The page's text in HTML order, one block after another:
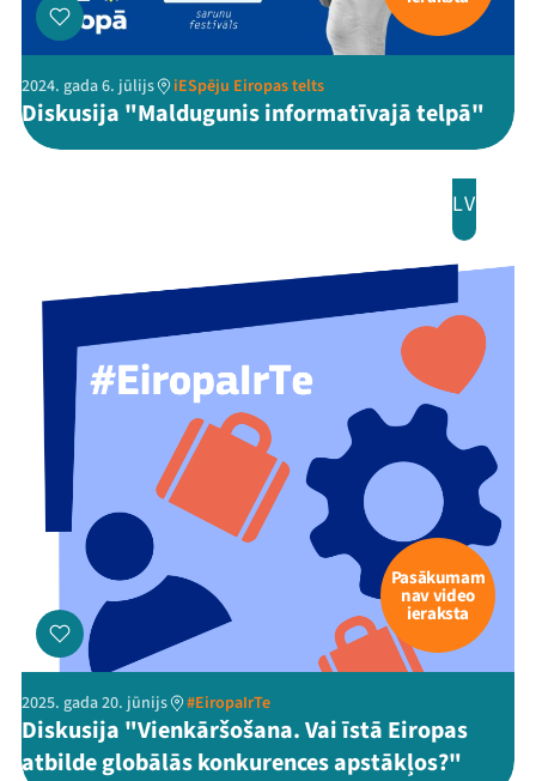
Veikals
Kontakti
ThreadsFacebook
Youtube
X Instagram
Flick TikTok
2024. gada 6. jūlijs iESpēju Eiropas telts
Diskusija "Maldugunis informatīvajā telpā"
LV
Pasākumam
nav video
ieraksta
2025. gada 20. jūnijs #EiropaIrTe
Diskusija "Vienkāršošana. Vai īstā Eiropas
atbilde globālās konkurences apstākļos?"